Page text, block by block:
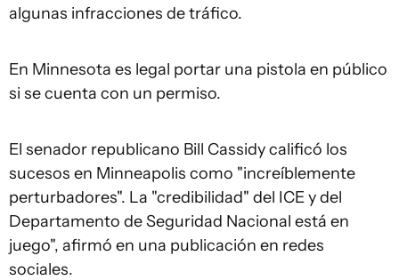
algunas infracciones de tráfico.
En Minnesota es legal portar una pistola en público
si se cuenta con un permiso.
El senador republicano Bill Cassidy calificó los
sucesos en Minneapolis como "increíblemente
perturbadores". La "credibilidad" del ICE y del
Departamento de Seguridad Nacional está en
juego", afirmó en una publicación en redes
sociales.